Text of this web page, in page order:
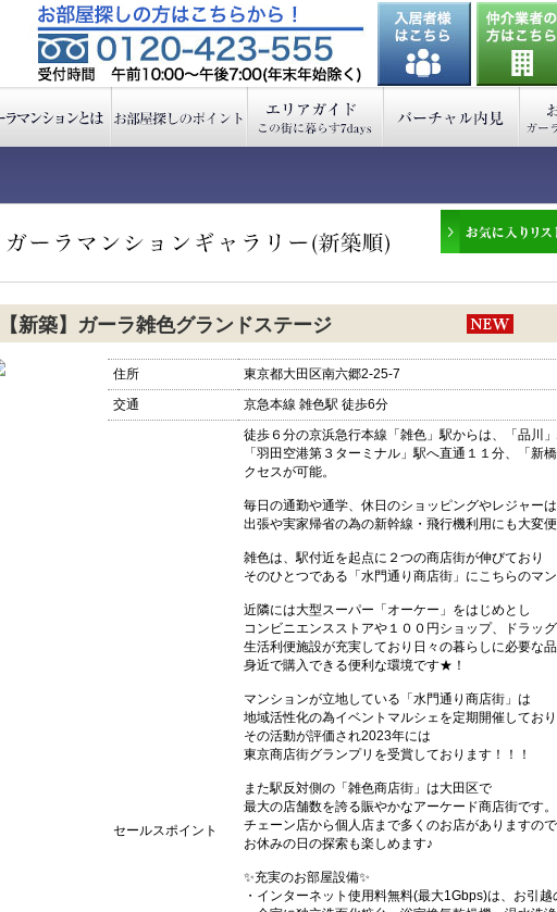
【新築】ガーラ雑色グランドステージ
住所
東京都大田区南六郷2-25-7
交通
京急本線 雑色駅 徒歩6分
セールスポイント
徒歩６分の京浜急行本線「雑色」駅からは、「品川
「羽田空港第３ターミナル」駅へ直通１１分、「新
クセスが可能。
毎日の通勤や通学、休日のショッピングやレジャー
出張や実家帰省の為の新幹線・飛行機利用にも大変便
雑色は、駅付近を起点に２つの商店街が伸びており
そのひとつである「水門通り商店街」にこちらのマ
近隣には大型スーパー「オーケー」をはじめとし
コンビニエンスストアや１００円ショップ、ドラッ
生活利便施設が充実しており日々の暮らしに必要な
身近で購入できる便利な環境です★！
マンションが立地している「水門通り商店街」は
地域活性化の為イベントマルシェを定期開催しており
その活動が評価され2023年には
東京商店街グランプリを受賞しております！！！
また駅反対側の「雑色商店街」は大田区で
最大の店舗数を誇る賑やかなアーケード商店街です。
チェーン店から個人店まで多くのお店がありますので
お休みの日の探索も楽しめます♪
✨充実のお部屋設備✨
・インターネット使用料無料(最大1Gbps)は、お引越